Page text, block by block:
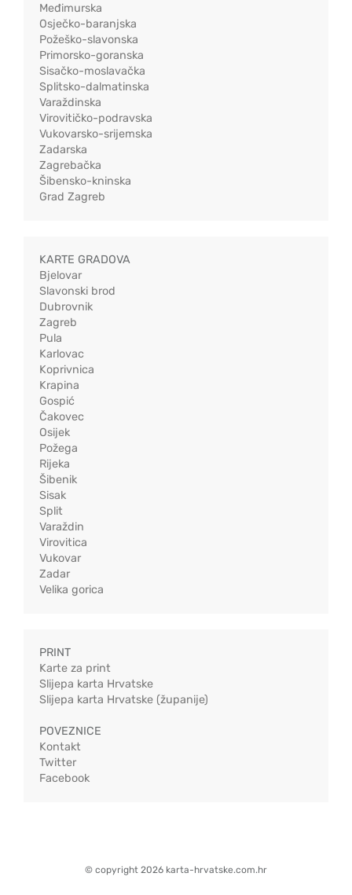
Međimurska
Osječko-baranjska
Požeško-slavonska
Primorsko-goranska
Sisačko-moslavačka
Splitsko-dalmatinska
Varaždinska
Virovitičko-podravska
Vukovarsko-srijemska
Zadarska
Zagrebačka
Šibensko-kninska
Grad Zagreb
KARTE GRADOVA
Bjelovar
Slavonski brod
Dubrovnik
Zagreb
Pula
Karlovac
Koprivnica
Krapina
Gospić
Čakovec
Osijek
Požega
Rijeka
Šibenik
Sisak
Split
Varaždin
Virovitica
Vukovar
Zadar
Velika gorica
PRINT
Karte za print
Slijepa karta Hrvatske
Slijepa karta Hrvatske (županije)
POVEZNICE
Kontakt
Twitter
Facebook
© copyright 2026 karta-hrvatske.com.hr